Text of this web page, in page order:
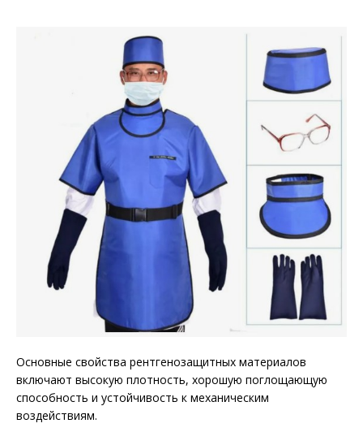
Основные свойства рентгенозащитных материалов
включают высокую плотность, хорошую поглощающую
способность и устойчивость к механическим
воздействиям.